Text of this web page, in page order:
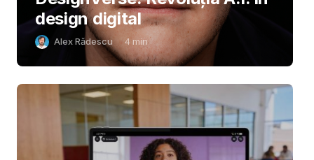
design digital
Alex Rădescu 4 min